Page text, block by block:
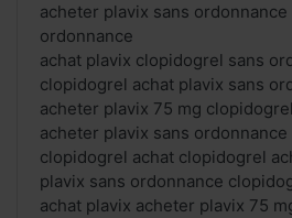
acheter plavix sans
ordonnance
achat plavix clopidogrel sans
clopidogrel achat plavix sans
acheter plavix 75 mg
acheter plavix sans
clopidogrel achat clopidogrel
plavix sans ordonnance
achat plavix acheter plavix 75